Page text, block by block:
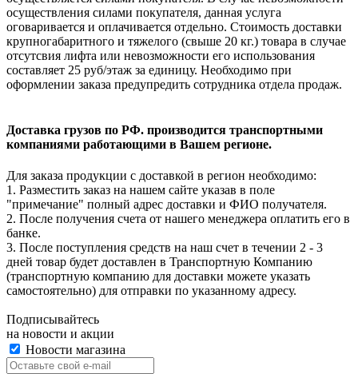
осуществления силами покупателя, данная услуга
оговаривается и оплачивается отдельно. Стоимость доставки
крупногабаритного и тяжелого (свыше 20 кг.) товара в случае
отсутсвия лифта или невозможности его использования
составляет 25 руб/этаж за единицу. Необходимо при
оформлении заказа предупредить сотрудника отдела продаж.
Доставка грузов по РФ. производится транспортными
компаниями работающими в Вашем регионе.
Для заказа продукции с доставкой в регион необходимо:
1. Разместить заказ на нашем сайте указав в поле
"примечание" полный адрес доставки и ФИО получателя.
2. После получения счета от нашего менеджера оплатить его в
банке.
3. После поступления средств на наш счет в течении 2 - 3
дней товар будет доставлен в Транспортную Компанию
(транспортную компанию для доставки можете указать
самостоятельно) для отправки по указанному адресу.
Подписывайтесь
на новости и акции
Новости магазина